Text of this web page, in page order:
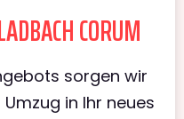
CORUM
sorgen wir
in Ihr neues